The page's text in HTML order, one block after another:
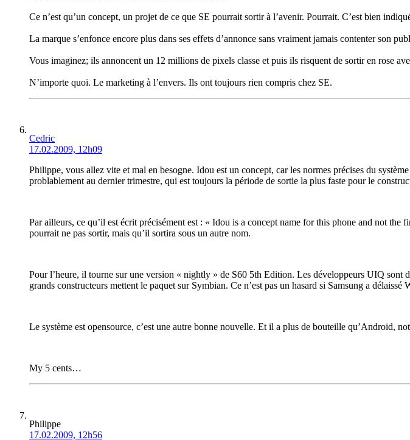
Ce n’est qu’un concept, un projet de ce que SE pourrait sortir à l’avenir. Pourrait. C’est bien
La marque s’enfonce encore plus dans ses effets d’annonce sans vraiment jamais contenter son
Vous imaginez; ils annoncent un 12 millions de pixels classe et puis ils risquent de sortir en rose
N’importe quoi. Le marketing à l’envers. Ils ont toujours rien compris chez SE.
Cedric
17.02.2009, 12h09
Philippe, vous allez vite et mal en besogne. Idou est un concept, car les normes précises du
problablement au dernier trimestre, qui est toujours la période de sortie la plus faste pour le
Par ailleurs, ce qu’il est écrit précisément est : « Idou is a concept name for this phone and not
pourrait ne pas sortir, mais qu’il sortira sous un autre nom.
Pour l’heure, il tourne sur une version « nightly » de S60 5th Edition. Les développeurs UIQ sont
grands constructeurs mettent le paquet sur Symbian. Ce n’est pas un hasard si Samsung a
Le système est opensource, c’est une autre bonne nouvelle. Et il a plus de bouteille qu’Android,
My 5 cents…
Philippe
17.02.2009, 12h56